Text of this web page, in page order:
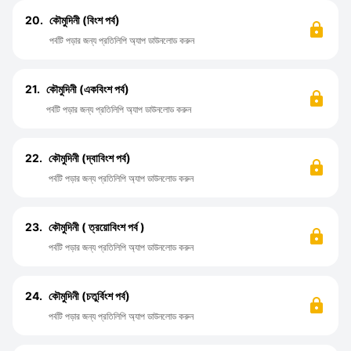
20. কৌমুদিনী (বিংশ পর্ব)
পর্বটি পড়ার জন্য প্রতিলিপি অ্যাপ ডাউনলোড করুন
21. কৌমুদিনী (একবিংশ পর্ব)
পর্বটি পড়ার জন্য প্রতিলিপি অ্যাপ ডাউনলোড করুন
22. কৌমুদিনী (দ্বাবিংশ পর্ব)
পর্বটি পড়ার জন্য প্রতিলিপি অ্যাপ ডাউনলোড করুন
23. কৌমুদিনী ( ত্রয়োবিংশ পর্ব )
পর্বটি পড়ার জন্য প্রতিলিপি অ্যাপ ডাউনলোড করুন
24. কৌমুদিনী (চতুর্বিংশ পর্ব)
পর্বটি পড়ার জন্য প্রতিলিপি অ্যাপ ডাউনলোড করুন